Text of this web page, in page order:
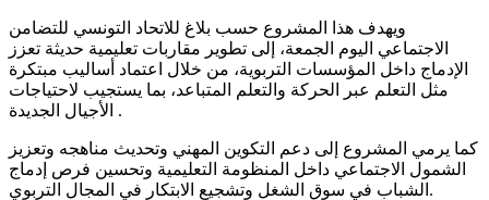
ويهدف هذا المشروع حسب بلاغ للاتحاد التونسي للتضامن
الاجتماعي اليوم الجمعة، إلى تطوير مقاربات تعليمية حديثة تعزز
الإدماج داخل المؤسسات التربوية، من خلال اعتماد أساليب مبتكرة
مثل التعلم عبر الحركة والتعلم المتباعد، بما يستجيب لاحتياجات
الأجيال الجديدة .
كما يرمي المشروع إلى دعم التكوين المهني وتحديث مناهجه وتعزيز
الشمول الاجتماعي داخل المنظومة التعليمية وتحسين فرص إدماج
الشباب في سوق الشغل وتشجيع الابتكار في المجال التربوي.